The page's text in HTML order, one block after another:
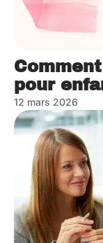
pour
12 mars 2026